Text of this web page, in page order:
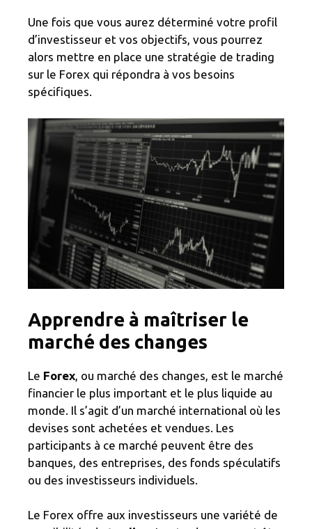
Une fois que vous aurez déterminé votre profil
d’investisseur et vos objectifs, vous pourrez
alors mettre en place une stratégie de trading
sur le Forex qui répondra à vos besoins
spécifiques.
Apprendre à maîtriser le
marché des changes
Le Forex, ou marché des changes, est le marché
financier le plus important et le plus liquide au
monde. Il s’agit d’un marché international où les
devises sont achetées et vendues. Les
participants à ce marché peuvent être des
banques, des entreprises, des fonds spéculatifs
ou des investisseurs individuels.
Le Forex offre aux investisseurs une variété de